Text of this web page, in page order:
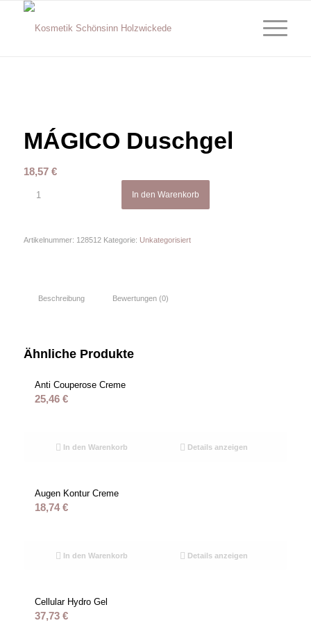
MÁGICO Duschgel
18,57 €
In den Warenkorb
Artikelnummer: 128512 Kategorie: Unkategorisiert
Beschreibung Bewertungen (0)
Ähnliche Produkte
Anti Couperose Creme
25,46 €
In den Warenkorb Details anzeigen
Augen Kontur Creme
18,74€
In den Warenkorb Details anzeigen
Cellular Hydro Gel
37,73 €